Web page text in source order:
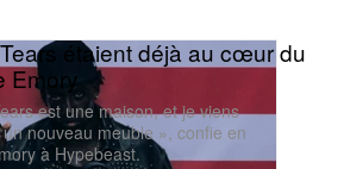
étaient déjà au cœur du
Emory
est une maison, et je viens
nouveau meuble », confie en
à Hypebeast.